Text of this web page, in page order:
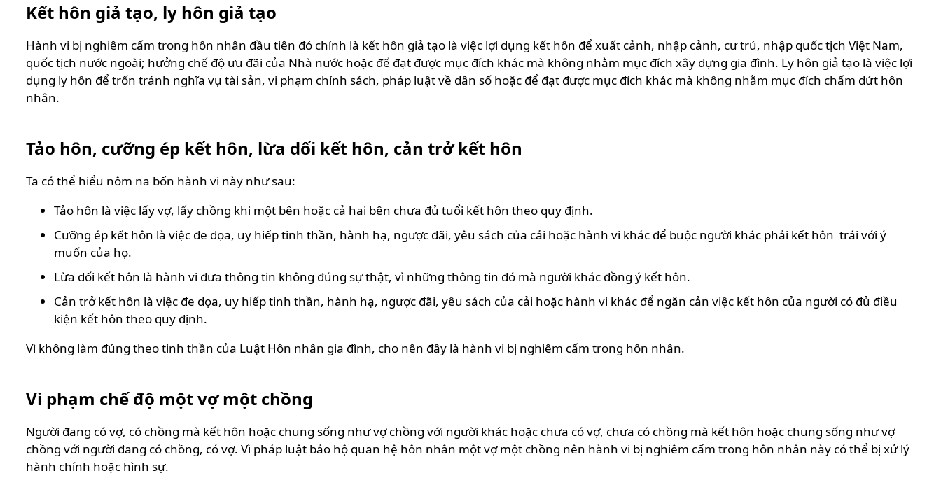
Kết hôn giả tạo, ly hôn giả tạo
Hành vi bị nghiêm cấm trong hôn nhân đầu tiên đó chính là kết hôn giả tạo là việc lợi dụng kết hôn để xuất cảnh, nhập cảnh, cư trú, nhập quốc tịch Việt Nam,
quốc tịch nước ngoài; hưởng chế độ ưu đãi của Nhà nước hoặc để đạt được mục đích khác mà không nhằm mục đích xây dựng gia đình. Ly hôn giả tạo là việc lợi
dụng ly hôn để trốn tránh nghĩa vụ tài sản, vi phạm chính sách, pháp luật về dân số hoặc để đạt được mục đích khác mà không nhằm mục đích chấm dứt hôn
nhân.
Tảo hôn, cưỡng ép kết hôn, lừa dối kết hôn, cản trở kết hôn
Ta có thể hiểu nôm na bốn hành vi này như sau:
Tảo hôn là việc lấy vợ, lấy chồng khi một bên hoặc cả hai bên chưa đủ tuổi kết hôn theo quy định.
Cưỡng ép kết hôn là việc đe dọa, uy hiếp tinh thần, hành hạ, ngược đãi, yêu sách của cải hoặc hành vi khác để buộc người khác phải kết hôn trái với ý
muốn của họ.
Lừa dối kết hôn là hành vi đưa thông tin không đúng sự thật, vì những thông tin đó mà người khác đồng ý kết hôn.
Cản trở kết hôn là việc đe dọa, uy hiếp tinh thần, hành hạ, ngược đãi, yêu sách của cải hoặc hành vi khác để ngăn cản việc kết hôn của người có đủ điều
kiện kết hôn theo quy định.
Vì không làm đúng theo tinh thần của Luật Hôn nhân gia đình, cho nên đây là hành vi bị nghiêm cấm trong hôn nhân.
Vi phạm chế độ một vợ một chồng
Người đang có vợ, có chồng mà kết hôn hoặc chung sống như vợ chồng với người khác hoặc chưa có vợ, chưa có chồng mà kết hôn hoặc chung sống như vợ
chồng với người đang có chồng, có vợ. Vì pháp luật bảo hộ quan hệ hôn nhân một vợ một chồng nên hành vi bị nghiêm cấm trong hôn nhân này có thể bị xử lý
hành chính hoặc hình sự.